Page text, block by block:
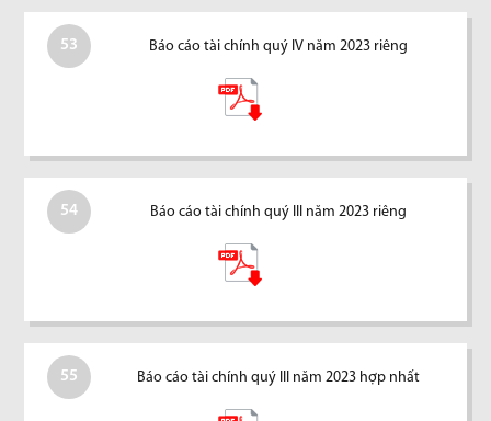
53 Báo cáo tài chính quý IV năm 2023 riêng
54 Báo cáo tài chính quý III năm 2023 riêng
55 Báo cáo tài chính quý III năm 2023 hợp nhất